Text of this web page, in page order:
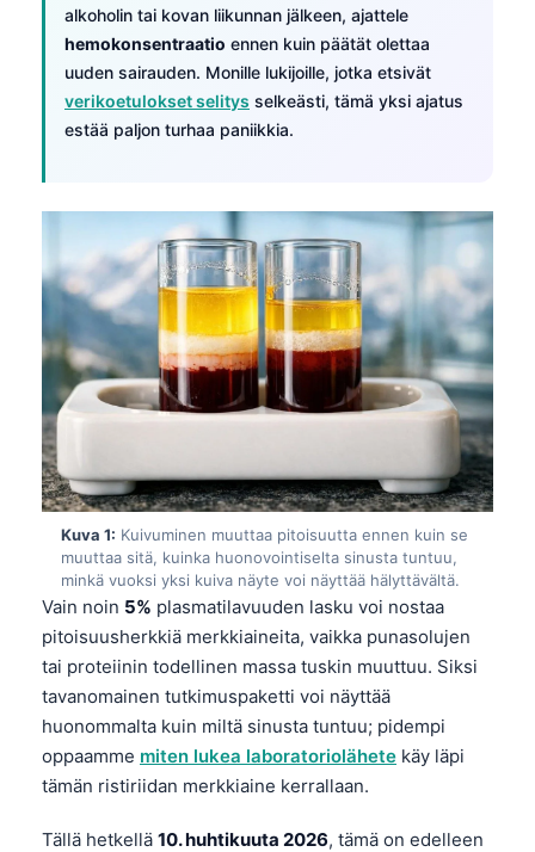
alkoholin tai kovan liikunnan jälkeen, ajattele
hemokonsentraatio ennen kuin päätät olettaa
uuden sairauden. Monille lukijoille, jotka etsivät
verikoetulokset selitys selkeästi, tämä yksi ajatus
estää paljon turhaa paniikkia.
Kuva 1: Kuivuminen muuttaa pitoisuutta ennen kuin se
muuttaa sitä, kuinka huonovointiselta sinusta tuntuu,
minkä vuoksi yksi kuiva näyte voi näyttää hälyttävältä.
Vain noin 5% plasmatilavuuden lasku voi nostaa
pitoisuusherkkiä merkkiaineita, vaikka punasolujen
tai proteiinin todellinen massa tuskin muuttuu. Siksi
tavanomainen tutkimuspaketti voi näyttää
huonommalta kuin miltä sinusta tuntuu; pidempi
oppaamme miten lukea laboratoriolähete käy läpi
tämän ristiriidan merkkiaine kerrallaan.
Tällä hetkellä 10. huhtikuuta 2026, tämä on edelleen